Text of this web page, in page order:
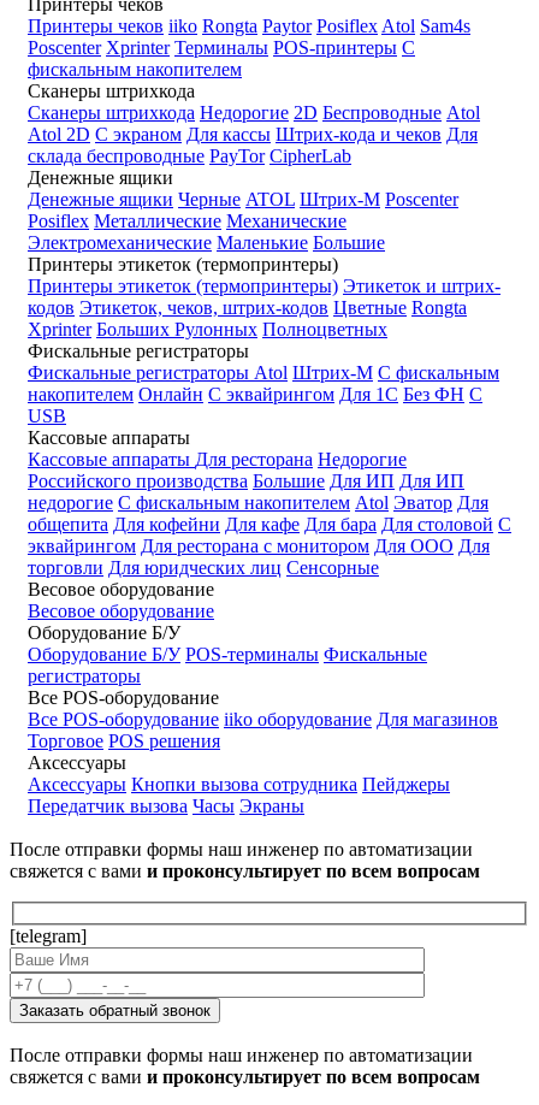
Принтеры чеков
Принтеры чеков iiko Rongta Paytor Posiflex Atol Sam4s
Poscenter Xprinter Терминалы POS-принтеры С
фискальным накопителем
Сканеры штрихкода
Сканеры штрихкода Недорогие 2D Беспроводные Atol
Atol 2D С экраном Для кассы Штрих-кода и чеков Для
склада беспроводные PayTor CipherLab
Денежные ящики
Денежные ящики Черные ATOL Штрих-М Poscenter
Posiflex Металлические Механические
Электромеханические Маленькие Большие
Принтеры этикеток (термопринтеры)
Принтеры этикеток (термопринтеры) Этикеток и штрих-
кодов Этикеток, чеков, штрих-кодов Цветные Rongta
Xprinter Больших Рулонных Полноцветных
Фискальные регистраторы
Фискальные регистраторы Atol Штрих-М С фискальным
накопителем Онлайн С эквайрингом Для 1С Без ФН С
USB
Кассовые аппараты
Кассовые аппараты Для ресторана Недорогие
Российского производства Большие Для ИП Для ИП
недорогие С фискальным накопителем Atol Эватор Для
общепита Для кофейни Для кафе Для бара Для столовой С
эквайрингом Для ресторана с монитором Для ООО Для
торговли Для юридческих лиц Сенсорные
Весовое оборудование
Весовое оборудование
Оборудование Б/У
Оборудование Б/У POS-терминалы Фискальные
регистраторы
Все POS-оборудование
Все POS-оборудование iiko оборудование Для магазинов
Торговое POS решения
Аксессуары
Аксессуары Кнопки вызова сотрудника Пейджеры
Передатчик вызова Часы Экраны
После отправки формы наш инженер по автоматизации
свяжется с вами и проконсультирует по всем вопросам
[telegram]
После отправки формы наш инженер по автоматизации
свяжется с вами и проконсультирует по всем вопросам